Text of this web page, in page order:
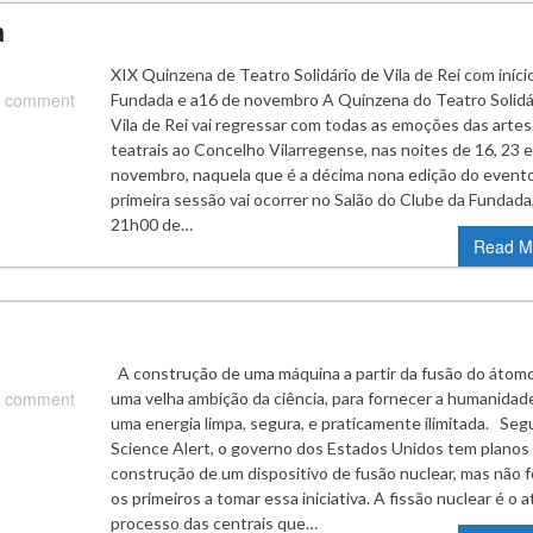
comment
XIX Quinzena de Teatro Solidário de Vila de Rei com
Fundada e a16 de novembro A Quinzena do Teatro
Vila de Rei vai regressar com todas as emoções das artes
teatrais ao Concelho Vilarregense, nas noites de 16, 23
novembro, naquela que é a décima nona edição do
primeira sessão vai ocorrer no Salão do Clube da
21h00 de…
Read
comment
A construção de uma máquina a partir da fusão do
uma velha ambição da ciência, para fornecer a
uma energia limpa, segura, e praticamente ilimitada.
Science Alert, o governo dos Estados Unidos tem planos
construção de um dispositivo de fusão nuclear, mas não
os primeiros a tomar essa iniciativa. A fissão nuclear é o
processo das centrais que…